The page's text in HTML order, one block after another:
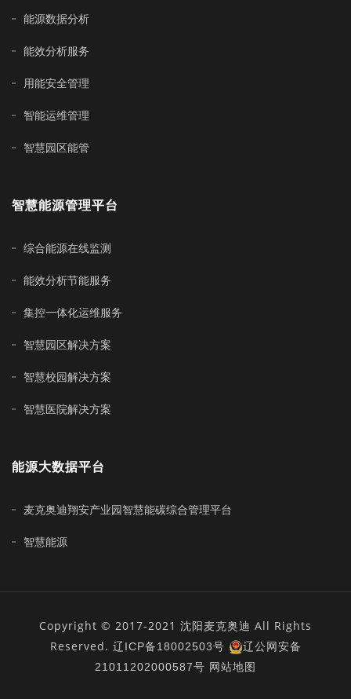
能源数据分析
能效分析服务
用能安全管理
智能运维管理
智慧园区能管
智慧能源管理平台
综合能源在线监测
能效分析节能服务
集控一体化运维服务
智慧园区解决方案
智慧校园解决方案
智慧医院解决方案
能源大数据平台
麦克奥迪翔安产业园智慧能碳综合管理平台
智慧能源
Copyright © 2017-2021 沈阳麦克奥迪 All Rights
Reserved. 辽ICP备18002503号
辽公网安备
21011202000587号 网站地图